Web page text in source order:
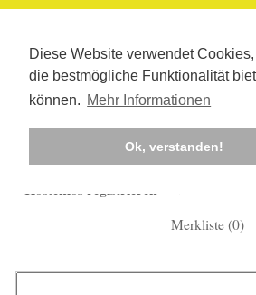
Diese Website verwendet
die bestmögliche Funktionalität
können. Mehr Informationen
Ok, verstanden!
Kostenlos registrieren
Merkliste (0)